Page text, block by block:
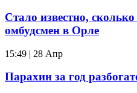
Стало известно,
омбудсмен в Орле
15:49 | 28 Апр
Парахин за год